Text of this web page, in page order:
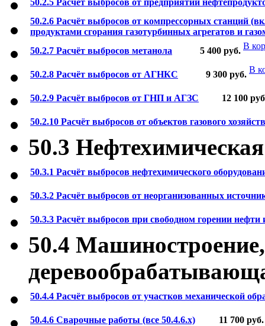
50.2.5 Расчёт выбросов от предприятий
50.2.6 Расчёт выбросов от компрессорных станций
продуктами сгорания газотурбинных агрегатов и
50.2.7 Расчёт выбросов метанола
5 400 руб. В
50.2.8 Расчёт выбросов от АГНКС 9 300 руб. В
50.2.9 Расчёт выбросов от ГНП и АГЗС 12 100
50.2.10 Расчёт выбросов от объектов газового
50.3
50.3.1 Расчёт выбросов нефтехимического
50.3.2 Расчёт выбросов от неорганизованных
50.3.3 Расчёт выбросов при свободном горении нефти
50.4
50.4.4 Расчёт выбросов от участков механической
50.4.6 Сварочные работы (все 50.4.6.х) 11 700 руб.